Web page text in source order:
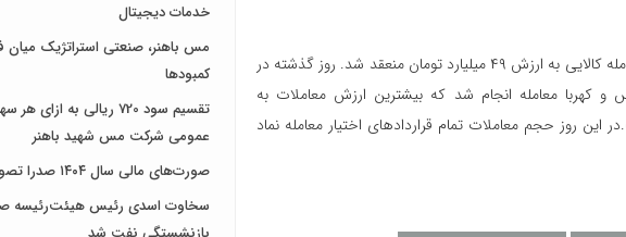
روز گذشته همچنین ۱۹۲هزار و ۴۴۵ قرارداد اختیار معامله کالایی به ارزش ۴۹ میلیارد تومان منعقد شد. روز گذشته در
کهربا معامله انجام شد که بیشترین ارزش معاملات به
روز حجم معاملات تمام قراردادهای اختیار معامله نماد
خدمات دیجیتال
مس باهنر، صنعتی استراتژیک
کمبودها
تقسیم سود 720 ریالی به
عمومی شرکت مس شهید باهنر
صورت‌های مالی سال ۱۴۰۴ صدرا تصویب شد
سخاوت اسدی رئیس هیئت‌رئیسه